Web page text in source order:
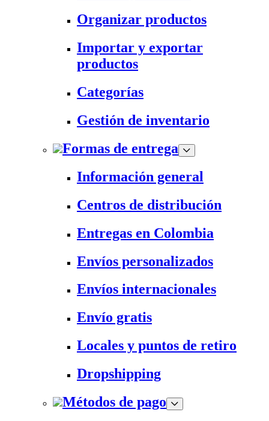
Organizar productos
Importar y exportar
productos
Categorías
Gestión de inventario
Formas de entrega
Información general
Centros de distribución
Entregas en Colombia
Envíos personalizados
Envíos internacionales
Envío gratis
Locales y puntos de retiro
Dropshipping
Métodos de pago